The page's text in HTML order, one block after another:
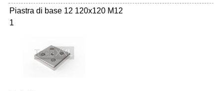
Piastra di base 12 120x120 M12
1